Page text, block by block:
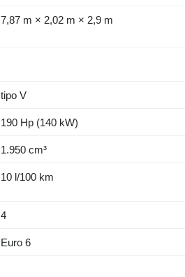
7,87 m × 2,02 m × 2,9 m
tipo V
190 Hp (140 kW)
1.950 cm³
10 l/100 km
4
Euro 6